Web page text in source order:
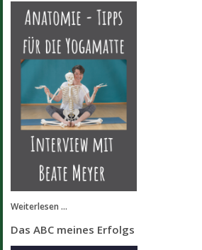
Weiterlesen ...
Das ABC meines Erfolgs